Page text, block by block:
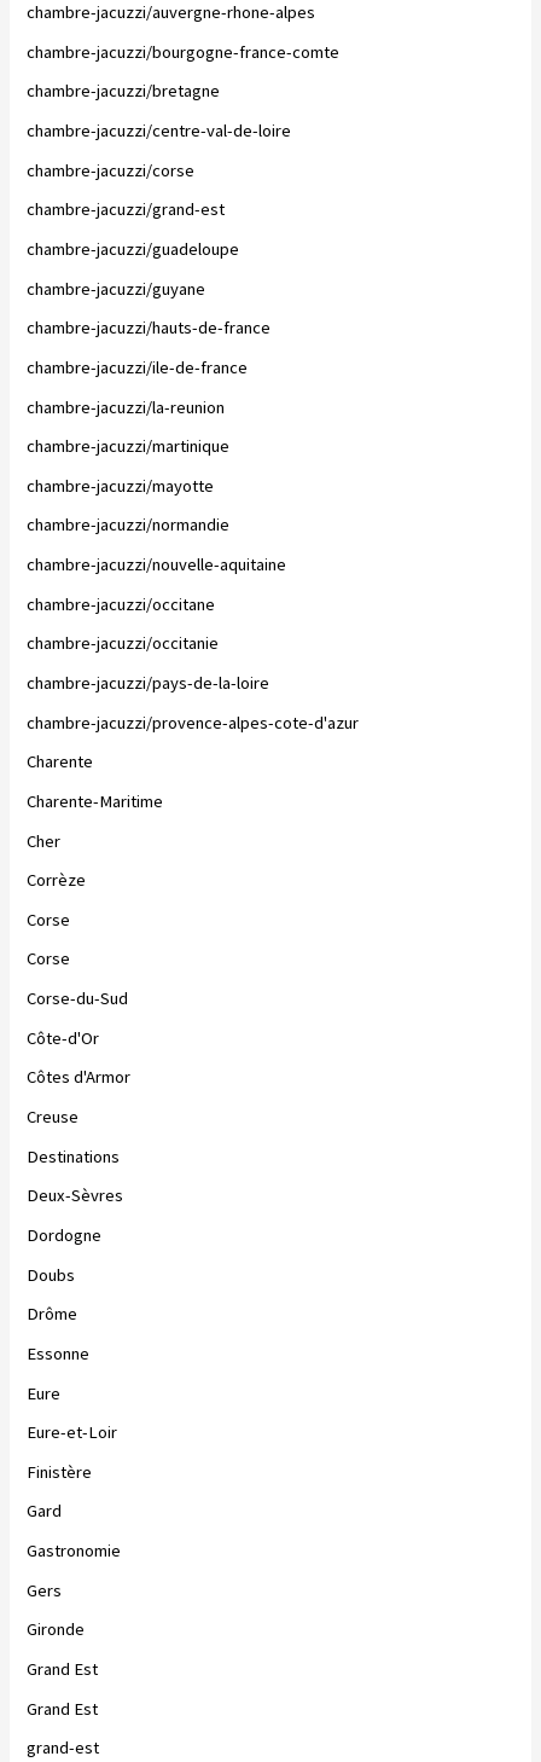
chambre-jacuzzi/auvergne-rhone-alpes
chambre-jacuzzi/bourgogne-france-comte
chambre-jacuzzi/bretagne
chambre-jacuzzi/centre-val-de-loire
chambre-jacuzzi/corse
chambre-jacuzzi/grand-est
chambre-jacuzzi/guadeloupe
chambre-jacuzzi/guyane
chambre-jacuzzi/hauts-de-france
chambre-jacuzzi/ile-de-france
chambre-jacuzzi/la-reunion
chambre-jacuzzi/martinique
chambre-jacuzzi/mayotte
chambre-jacuzzi/normandie
chambre-jacuzzi/nouvelle-aquitaine
chambre-jacuzzi/occitane
chambre-jacuzzi/occitanie
chambre-jacuzzi/pays-de-la-loire
chambre-jacuzzi/provence-alpes-cote-d'azur
Charente
Charente-Maritime
Cher
Corrèze
Corse
Corse
Corse-du-Sud
Côte-d'Or
Côtes d'Armor
Creuse
Destinations
Deux-Sèvres
Dordogne
Doubs
Drôme
Essonne
Eure
Eure-et-Loir
Finistère
Gard
Gastronomie
Gers
Gironde
Grand Est
Grand Est
grand-est